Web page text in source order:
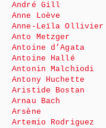
André Gill
Anne Loève
Anne-Leïla Ollivier
Anto Metzger
Antoine d’Agata
Antoine Hallé
Antonin Malchiodi
Antony Huchette
Aristide Bostan
Arnau Bach
Arsène
Artemio Rodriguez